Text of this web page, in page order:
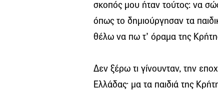
σκοπός μου ήταν τούτος: να
όπως το δημιούργησαν τα
θέλω να πω τ’ όραμα της
Δεν ξέρω τι γίνουνταν, την
Ελλάδας· μα τα παιδιά της